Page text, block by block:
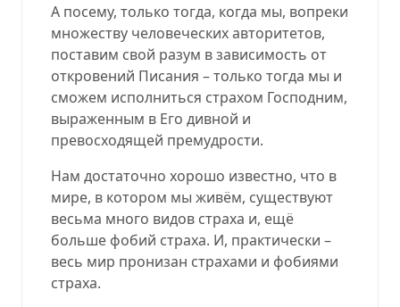
А посему, только тогда, когда мы, вопреки
множеству человеческих авторитетов,
поставим свой разум в зависимость от
откровений Писания – только тогда мы и
сможем исполниться страхом Господним,
выраженным в Его дивной и
превосходящей премудрости.
Нам достаточно хорошо известно, что в
мире, в котором мы живём, существуют
весьма много видов страха и, ещё
больше фобий страха. И, практически –
весь мир пронизан страхами и фобиями
страха.